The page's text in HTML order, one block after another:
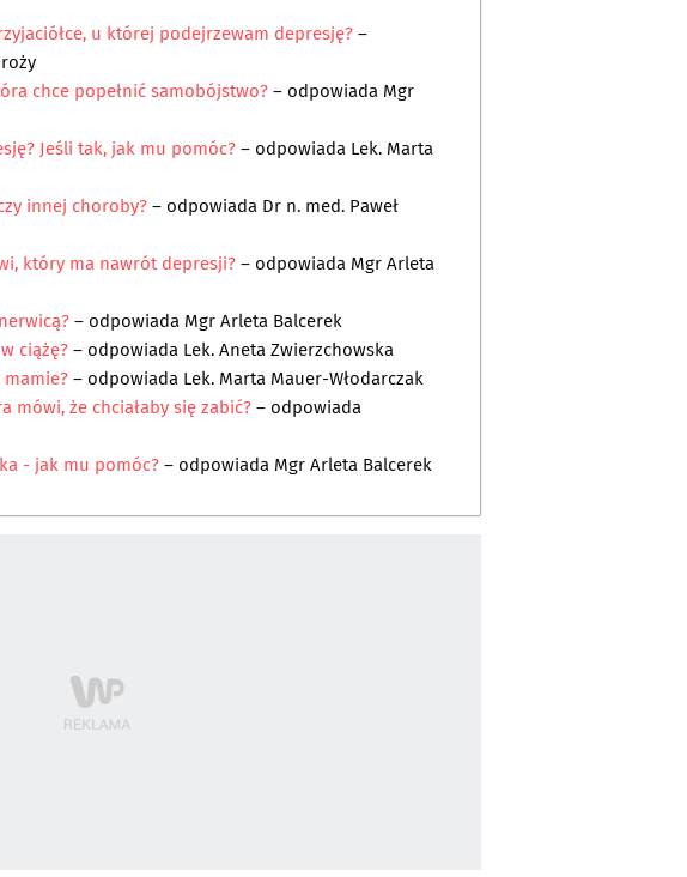
u której podejrzewam depresję?–
chce popełnić samobójstwo?– odpowiada Mgr
Jeśli tak, jak mu pomóc?– odpowiada Lek. Marta
innej choroby?– odpowiada Dr n. med. Paweł
który ma nawrót depresji?– odpowiada Mgr Arleta
– odpowiada Mgr Arleta Balcerek
ciążę?– odpowiada Lek. Aneta Zwierzchowska
– odpowiada Lek. Marta Mauer-Włodarczak
mówi, że chciałaby się zabić?– odpowiada
- jak mu pomóc?– odpowiada Mgr Arleta Balcerek